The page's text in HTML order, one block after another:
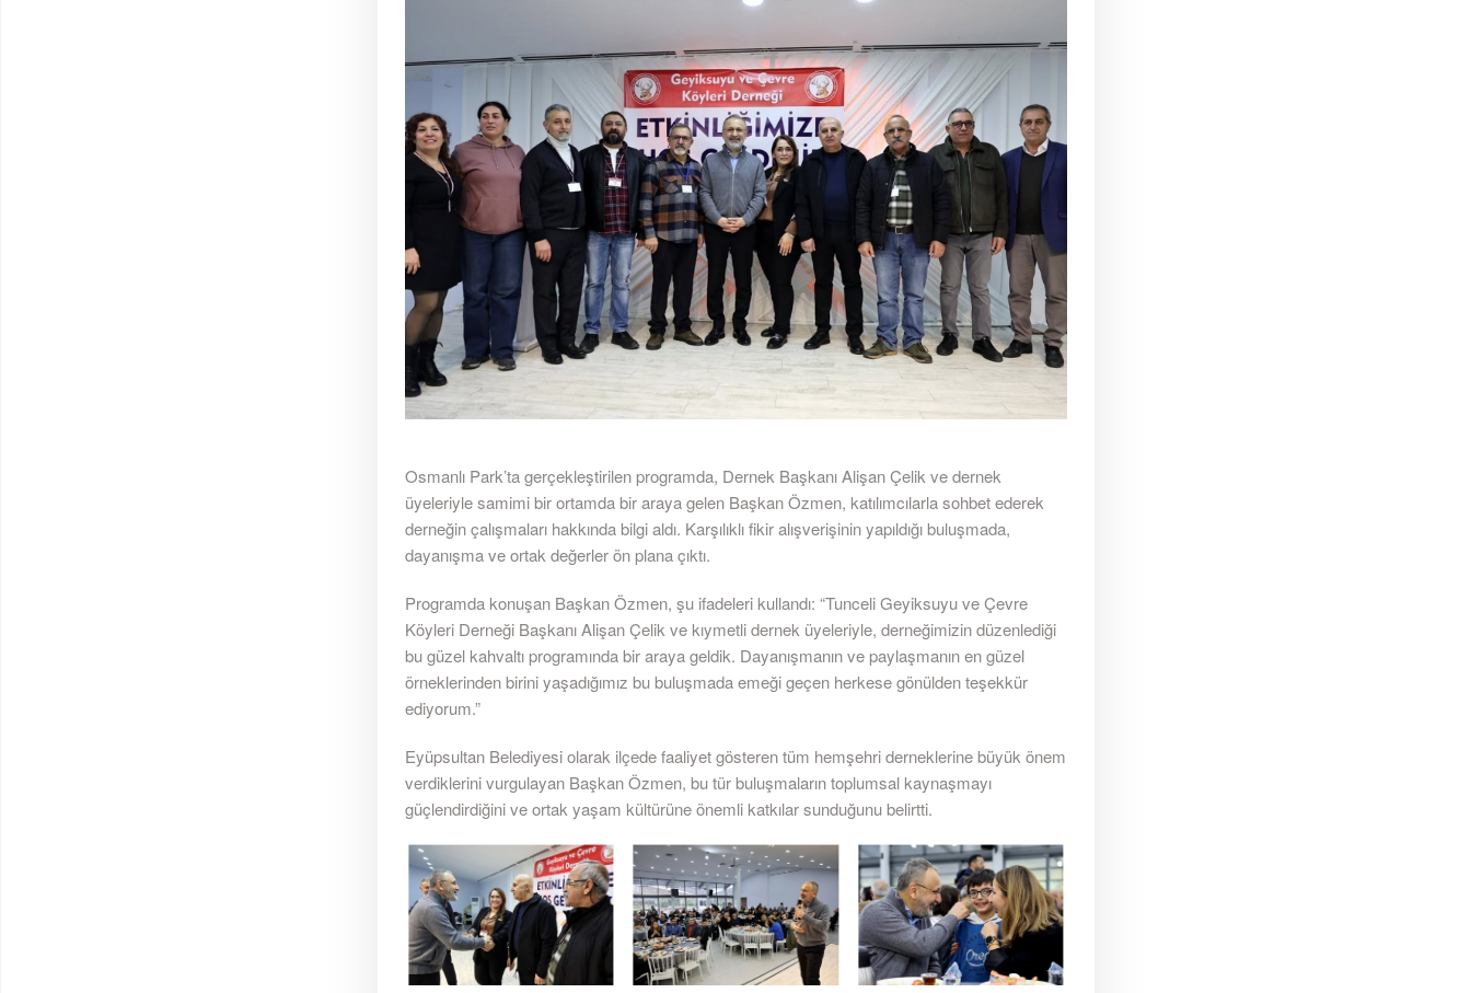
Osmanlı Park’ta gerçekleştirilen programda, Dernek Başkanı Alişan Çelik ve dernek
üyeleriyle samimi bir ortamda bir araya gelen Başkan Özmen, katılımcılarla sohbet ederek
derneğin çalışmaları hakkında bilgi aldı. Karşılıklı fikir alışverişinin yapıldığı buluşmada,
dayanışma ve ortak değerler ön plana çıktı.
Programda konuşan Başkan Özmen, şu ifadeleri kullandı: “Tunceli Geyiksuyu ve Çevre
Köyleri Derneği Başkanı Alişan Çelik ve kıymetli dernek üyeleriyle, derneğimizin düzenlediği
bu güzel kahvaltı programında bir araya geldik. Dayanışmanın ve paylaşmanın en güzel
örneklerinden birini yaşadığımız bu buluşmada emeği geçen herkese gönülden teşekkür
ediyorum.”
Eyüpsultan Belediyesi olarak ilçede faaliyet gösteren tüm hemşehri derneklerine büyük önem
verdiklerini vurgulayan Başkan Özmen, bu tür buluşmaların toplumsal kaynaşmayı
güçlendirdiğini ve ortak yaşam kültürüne önemli katkılar sunduğunu belirtti.